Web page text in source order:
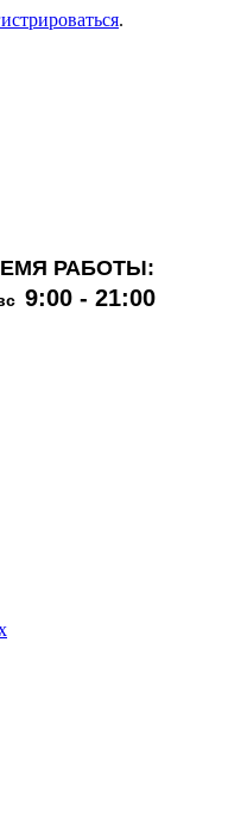
.
РАБОТЫ:
9:00 - 21:00